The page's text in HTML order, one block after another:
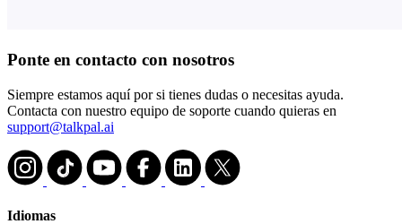
Ponte en contacto con nosotros
Siempre estamos aquí por si tienes dudas o necesitas ayuda.
Contacta con nuestro equipo de soporte cuando quieras en
support@talkpal.ai
Idiomas